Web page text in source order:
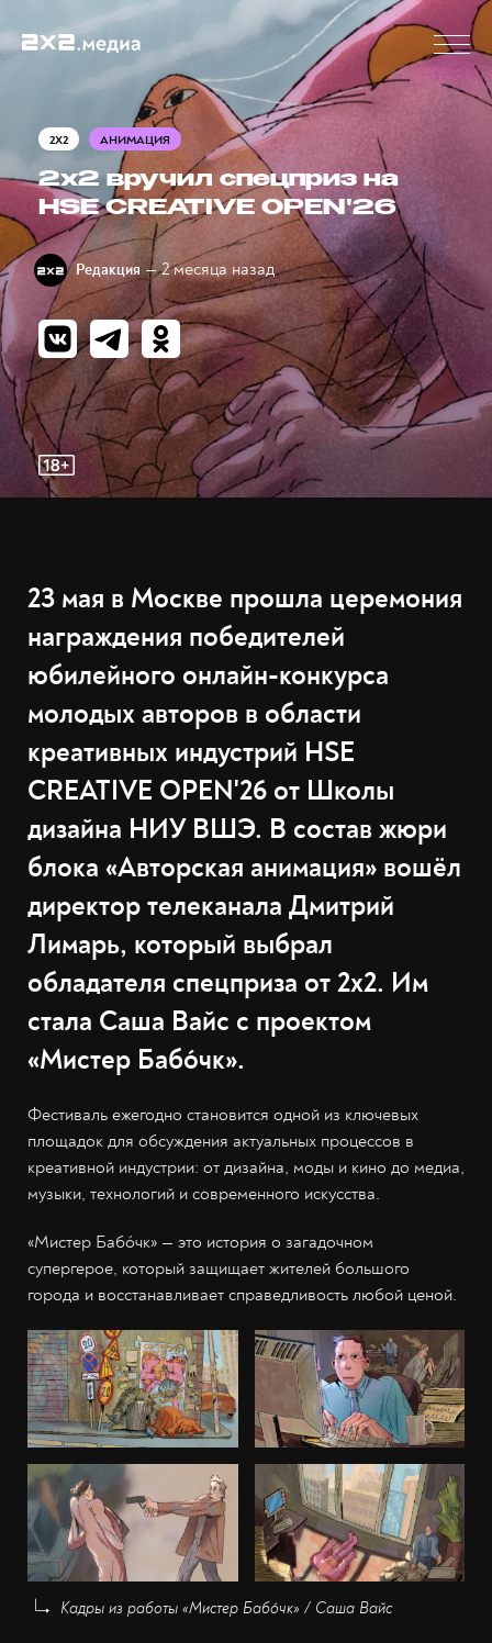
2X2 АНИМАЦИЯ
2х2 вручил спецприз на
HSE CREATIVE OPEN'26
Редакция — 2 месяца назад
23 мая в Москве прошла церемония
награждения победителей
юбилейного онлайн-конкурса
молодых авторов в области
креативных индустрий HSE
CREATIVE OPEN'26 от Школы
дизайна НИУ ВШЭ. В состав жюри
блока «Авторская анимация» вошёл
директор телеканала Дмитрий
Лимарь, который выбрал
обладателя спецприза от 2х2. Им
стала Саша Вайс с проектом
«Мистер Бабо́чк».
Фестиваль ежегодно становится одной из ключевых
площадок для обсуждения актуальных процессов в
креативной индустрии: от дизайна, моды и кино до медиа,
музыки, технологий и современного искусства.
«Мистер Бабо́чк» — это история о загадочном
супергерое, который защищает жителей большого
города и восстанавливает справедливость любой ценой.
Кадры из работы «Мистер Бабо́чк» / Саша Вайс